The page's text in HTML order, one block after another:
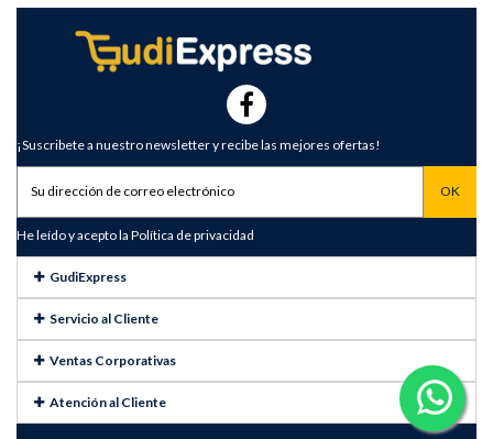
¡Suscribete a nuestro newsletter y recibe las mejores ofertas!
He leído y acepto la Política de privacidad
GudiExpress
Servicio al Cliente
Ventas Corporativas
Atención al Cliente